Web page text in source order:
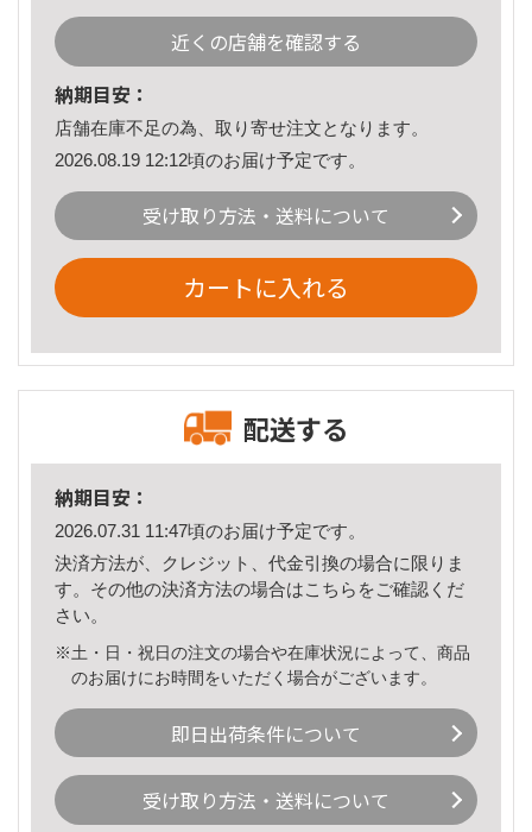
近くの店舗を確認する
納期目安：
店舗在庫不足の為、取り寄せ注文となります。
2026.08.19 12:12頃のお届け予定です。
受け取り方法・送料について
カートに入れる
配送する
納期目安：
2026.07.31 11:47頃のお届け予定です。
決済方法が、クレジット、代金引換の場合に限りま
す。その他の決済方法の場合はこちら をご確認くだ
さい。
※土・日・祝日の注文の場合や在庫状況によって、商品
のお届けにお時間をいただく場合がございます。
即日出荷条件について
受け取り方法・送料について